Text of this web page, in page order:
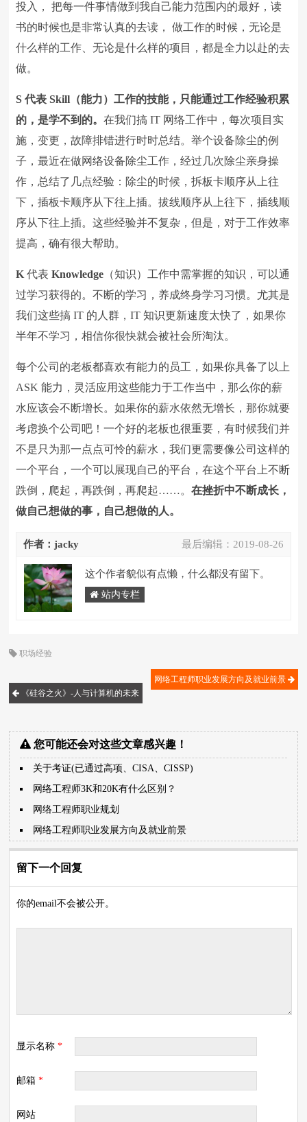
投入， 把每一件事情做到我自己能力范围内的最好，读
书的时候也是非常认真的去读， 做工作的时候，无论是
什么样的工作、无论是什么样的项目，都是全力以赴的去
做。
S代表 Skill （能力）工作的技能，只能通过工作经验积累
的，是学不到的。在我们搞 IT 网络工作中，每次项目实
施，变更，故障排错进行时时总结。举个设备除尘的例
子，最近在做网络设备除尘工作，经过几次除尘亲身操
作，总结了几点经验：除尘的时候，拆板卡顺序从上往
下，插板卡顺序从下往上插。拔线顺序从上往下，插线顺
序从下往上插。这些经验并不复杂，但是，对于工作效率
提高，确有很大帮助。
K代表 Knowledge （知识）工作中需掌握的知识，可以通
过学习获得的。不断的学习，养成终身学习习惯。尤其是
我们这些搞 IT 的人群，IT知识更新速度太快了，如果你
半年不学习，相信你很快就会被社会所淘汰。
每个公司的老板都喜欢有能力的员工，如果你具备了以上
ASK能力，灵活应用这些能力于工作当中，那么你的薪
水应该会不断增长。如果你的薪水依然无增长，那你就要
考虑换个公司吧！一个好的老板也很重要，有时候我们并
不是只为那一点点可怜的薪水，我们更需要像公司这样的
一个平台，一个可以展现自己的平台，在这个平台上不断
跌倒，爬起，再跌倒，再爬起……。在挫折中不断成长，
做自己想做的事，自己想做的人。
最后编辑： 2019-08-26
作者：jacky
这个作者貌似有点懒，什么都没有留下。
站内专栏
职场经验
《硅谷之火》-人与计算机的未来
网络工程师职业发展方向及就业前景
您可能还会对这些文章感兴趣！
关于考证(已通过高项、CISA、CISSP)
网络工程师3K和20K有什么区别？
网络工程师职业规划
网络工程师职业发展方向及就业前景
留下一个回复
你的email不会被公开。
显示名称*
邮箱*
网站